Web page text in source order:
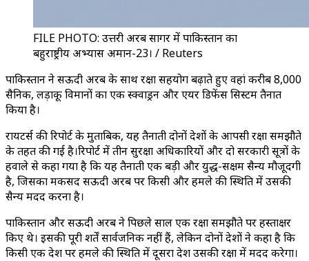
FILE PHOTO: उत्तरी अरब सागर में पाकिस्तान का
बहुराष्ट्रीय अभ्यास अमान-23। / Reuters
पाकिस्तान ने सऊदी अरब के साथ रक्षा सहयोग बढ़ाते हुए वहां करीब 8,000
सैनिक, लड़ाकू विमानों का एक स्क्वाड्रन और एयर डिफेंस सिस्टम तैनात
किया है।
रायटर्स की रिपोर्ट के मुताबिक, यह तैनाती दोनों देशों के आपसी रक्षा समझौते
के तहत की गई है।रिपोर्ट में तीन सुरक्षा अधिकारियों और दो सरकारी सूत्रों के
हवाले से कहा गया है कि यह तैनाती एक बड़ी और युद्ध-सक्षम सैन्य मौजूदगी
है, जिसका मकसद सऊदी अरब पर किसी और हमले की स्थिति में उसकी
सैन्य मदद करना है।
पाकिस्तान और सऊदी अरब ने पिछले साल एक रक्षा समझौते पर हस्ताक्षर
किए थे। इसकी पूरी शर्तें सार्वजनिक नहीं हैं, लेकिन दोनों देशों ने कहा है कि
किसी एक देश पर हमले की स्थिति में दूसरा देश उसकी रक्षा में मदद करेगा।